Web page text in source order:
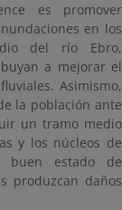
es promover
en los
del río Ebro,
a mejorar el
Asimismo,
la población ante
un tramo medio
y los núcleos de
buen estado de
produzcan daños